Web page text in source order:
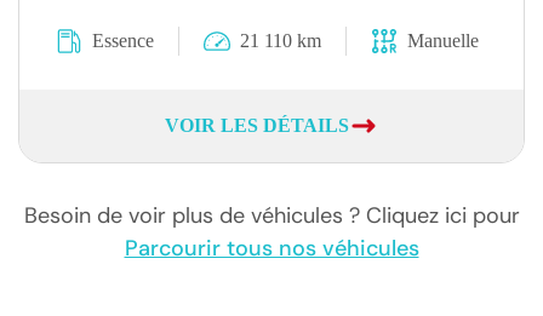
Essence 21 110 km Manuelle
VOIR LES DÉTAILS
Besoin de voir plus de véhicules ? Cliquez ici pour
Parcourir tous nos véhicules